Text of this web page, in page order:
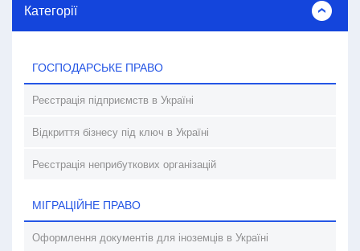
Категорії
ГОСПОДАРСЬКЕ ПРАВО
Реєстрація підприємств в Україні
Відкриття бізнесу під ключ в Україні
Реєстрація неприбуткових організацій
МІГРАЦІЙНЕ ПРАВО
Оформлення документів для іноземців в Україні